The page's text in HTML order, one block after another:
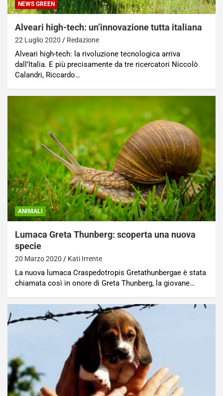
NEWS GREEN
Alveari high-tech: un’innovazione tutta italiana
22 Luglio 2020 Redazione
Alveari high-tech: la rivoluzione tecnologica arriva
dall’Italia. E più precisamente da tre ricercatori Niccolò
Calandri, Riccardo…
ANIMALI
Lumaca Greta Thunberg: scoperta una nuova
specie
20 Marzo 2020 Kati Irrente
La nuova lumaca Craspedotropis Gretathunbergae è stata
chiamata così in onore di Greta Thunberg, la giovane…